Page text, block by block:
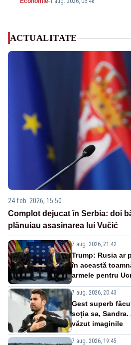
ACTUALITATE
24 feb. 2026, 15:50
Complot dejucat în Serbia: doi
plănuiau asasinarea lui Vučić
7 aug. 2026, 21:42
Trump: Rusia ar
în această
armele pentru
7 aug. 2026, 20:43
Gest superb
soția sa, Sandra.
văzut imaginile
7 aug. 2026, 19:45